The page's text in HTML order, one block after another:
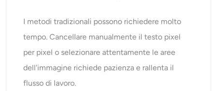
I metodi tradizionali possono richiedere molto
tempo. Cancellare manualmente il testo pixel
per pixel o selezionare attentamente le aree
dell'immagine richiede pazienza e rallenta il
flusso di lavoro.